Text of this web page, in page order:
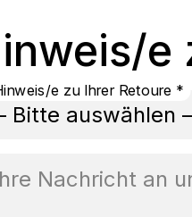
e
e zu Ihrer Retoure *
Nachricht an